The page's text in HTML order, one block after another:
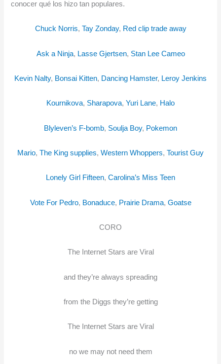
conocer qué los hizo tan populares.
Chuck Norris, Tay Zonday, Red clip trade away
Ask a Ninja, Lasse Gjertsen, Stan Lee Cameo
Kevin Nalty, Bonsai Kitten, Dancing Hamster, Leroy Jenkins
Kournikova, Sharapova, Yuri Lane, Halo
Blyleven’s F-bomb, Soulja Boy, Pokemon
Mario, The King supplies, Western Whoppers, Tourist Guy
Lonely Girl Fifteen, Carolina’s Miss Teen
Vote For Pedro, Bonaduce, Prairie Drama, Goatse
CORO
The Internet Stars are Viral
and they’re always spreading
from the Diggs they’re getting
The Internet Stars are Viral
no we may not need them